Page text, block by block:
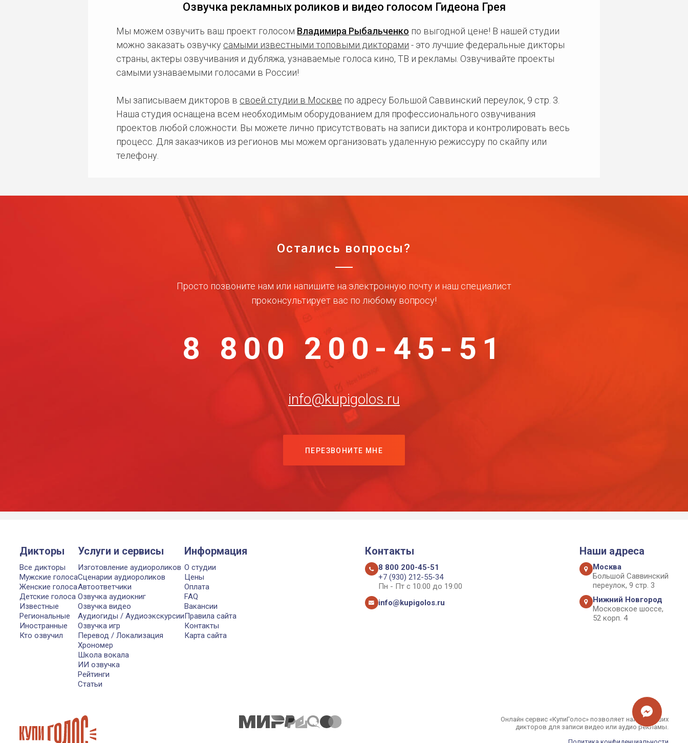
Озвучка рекламных роликов и видео голосом Гидеона Грея
Мы можем озвучить ваш проект голосом Владимира Рыбальченко по выгодной цене! В нашей студии
можно заказать озвучку самыми известными топовыми дикторами - это лучшие федеральные дикторы
страны, актеры озвучивания и дубляжа, узнаваемые голоса кино, ТВ и рекламы. Озвучивайте проекты
самыми узнаваемыми голосами в России!
Мы записываем дикторов в своей студии в Москве по адресу Большой Саввинский переулок, 9 стр. 3.
Наша студия оснащена всем необходимым оборудованием для профессионального озвучивания
проектов любой сложности. Вы можете лично присутствовать на записи диктора и контролировать весь
процесс. Для заказчиков из регионов мы можем организовать удаленную режиссуру по скайпу или
телефону.
Остались вопросы?
Просто позвоните нам или напишите на электронную почту и наш специалист
проконсультирует вас по любому вопросу!
8 800 200-45-51
info@kupigolos.ru
ПЕРЕЗВОНИТЕ МНЕ
Дикторы
Все дикторы
Мужские голоса
Женские голоса
Детские голоса
Известные
Региональные
Иностранные
Кто озвучил
Услуги и сервисы
Изготовление аудиороликов
Сценарии аудиороликов
Автоответчики
Озвучка аудиокниг
Озвучка видео
Аудиогиды / Аудиоэкскурсии
Озвучка игр
Перевод / Локализация
Хрономер
Школа вокала
ИИ озвучка
Рейтинги
Статьи
Информация
О студии
Цены
Оплата
FAQ
Вакансии
Правила сайта
Контакты
Карта сайта
Контакты
8 800 200-45-51
+7 (930) 212-55-34
Пн - Пт с 10:00 до 19:00
info@kupigolos.ru
Наши адреса
Москва
Большой Саввинский
переулок, 9 стр. 3
Нижний Новгород
Московское шоссе,
52 корп. 4
Онлайн сервис «КупиГолос» позволяет найти лучших
дикторов для записи видео или аудио рекламы.